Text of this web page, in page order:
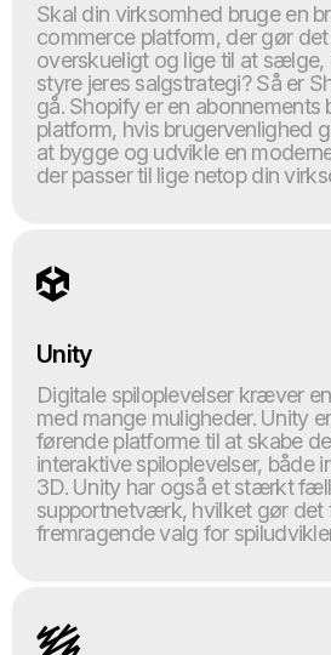
Skal din virksomhed bruge en
commerce platform, der gør
overskueligt og lige til at sælge,
styre jeres salgstrategi? Så er
gå. Shopify er en abonnements
platform, hvis brugervenlighed
at bygge og udvikle en
der passer til lige netop din
Unity
Digitale spiloplevelser kræver
med mange muligheder. Unity
førende platforme til at skabe
interaktive spiloplevelser, både
3D. Unity har også et stærkt
supportnetværk, hvilket gør det
fremragende valg for